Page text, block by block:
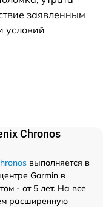
заявленным
условий
Chronos
выполняется в
Garmin в
- от 5 лет. На все
расширенную